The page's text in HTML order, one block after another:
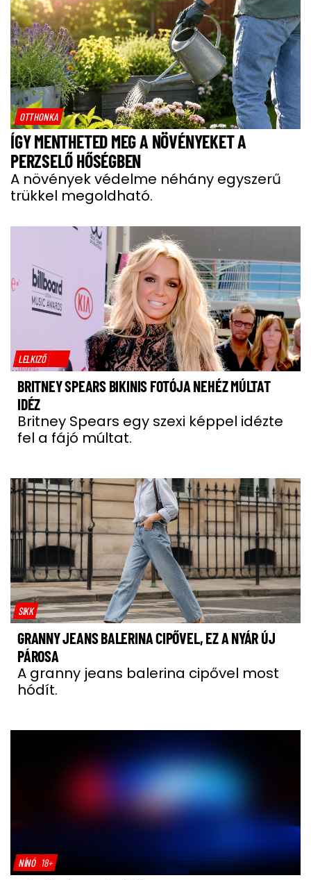
OTTHONKA
ÍGY MENTHETED MEG A NÖVÉNYEKET A
PERZSELŐ HŐSÉGBEN
A növények védelme néhány egyszerű
trükkel megoldható.
LELKIZŐ
BRITNEY SPEARS BIKINIS FOTÓJA NEHÉZ MÚLTAT
IDÉZ
Britney Spears egy szexi képpel idézte
fel a fájó múltat.
SIKK
GRANNY JEANS BALERINA CIPŐVEL, EZ A NYÁR ÚJ
PÁROSA
A granny jeans balerina cipővel most
hódít.
NÍNÓ 18+